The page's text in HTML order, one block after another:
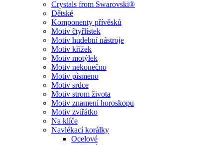
Crystals from Swarovski®
Dětské
Komponenty přívěsků
Motiv čtyřlístek
Motiv hudební nástroje
Motiv křížek
Motiv motýlek
Motiv nekonečno
Motiv písmeno
Motiv srdce
Motiv strom života
Motiv znamení horoskopu
Motiv zvířátko
Na klíče
Navlékací korálky
Ocelové